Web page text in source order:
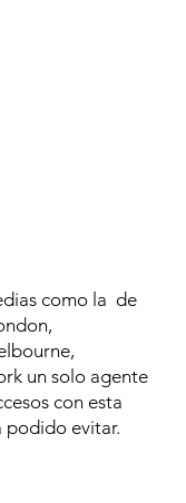
como la de
un solo agente
con esta
podido evitar.